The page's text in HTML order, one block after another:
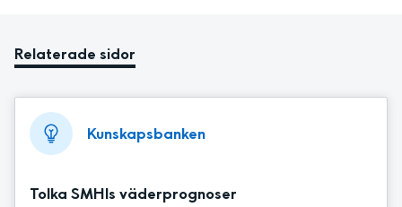
Relaterade sidor
Kunskapsbanken
Tolka SMHIs väderprognoser